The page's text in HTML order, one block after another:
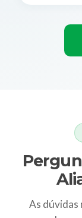
As dúvidas